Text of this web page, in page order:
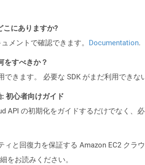
こにありますか?
メントで確認できます。 Documentation.
をすべきか？
きます。 必要な SDK がまだ利用できな
初心者向けガイド
API の初期化をガイドするだけでなく、
と回復力を保証する Amazon EC2 クラ
をお読みください。